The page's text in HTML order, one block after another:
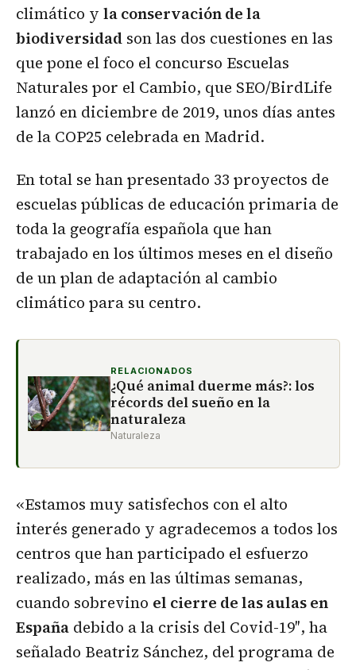
climático y la conservación de la
biodiversidad son las dos cuestiones en las
que pone el foco el concurso Escuelas
Naturales por el Cambio, que SEO/BirdLife
lanzó en diciembre de 2019, unos días antes
de la COP25 celebrada en Madrid.
En total se han presentado 33 proyectos de
escuelas públicas de educación primaria de
toda la geografía española que han
trabajado en los últimos meses en el diseño
de un plan de adaptación al cambio
climático para su centro.
RELACIONADOS
¿Qué animal duerme más?: los
récords del sueño en la
naturaleza
Naturaleza
«Estamos muy satisfechos con el alto
interés generado y agradecemos a todos los
centros que han participado el esfuerzo
realizado, más en las últimas semanas,
cuando sobrevino el cierre de las aulas en
España debido a la crisis del Covid-19″, ha
señalado Beatriz Sánchez, del programa de